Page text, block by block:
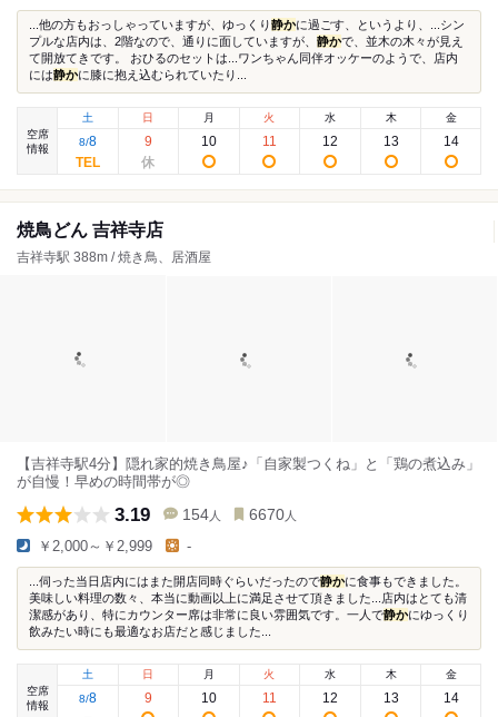
...他の方もおっしゃっていますが、ゆっくり静かに過ごす、というより、...シン
プルな店内は、2階なので、通りに面していますが、 静かで、並木の木々が見え
て開放てきです。 おひるのセットは...ワンちゃん同伴オッケーのようで、店内
には静かに膝に抱え込むられていたり...
空席
情報
土
8/8
日
9
月
10
火
11
水
12
木
13
金
14
焼鳥どん 吉祥寺店
吉祥寺駅 388m / 焼き鳥、居酒屋
【吉祥寺駅4分】隠れ家的焼き鳥屋♪「自家製つくね」と「鶏の煮込み」
が自慢！早めの時間帯が◎
3.19 154 人 6670 人
￥2,000～￥2,999 -
...伺った当日店内にはまた開店同時ぐらいだったので静かに食事もできました。
美味しい料理の数々、本当に動画以上に満足させて頂きました...店内はとても清
潔感があり、特にカウンター席は非常に良い雰囲気です。一人で静かにゆっくり
飲みたい時にも最適なお店だと感じました...
空席
情報
土
8/8
日
9
月
10
火
11
水
12
木
13
金
14